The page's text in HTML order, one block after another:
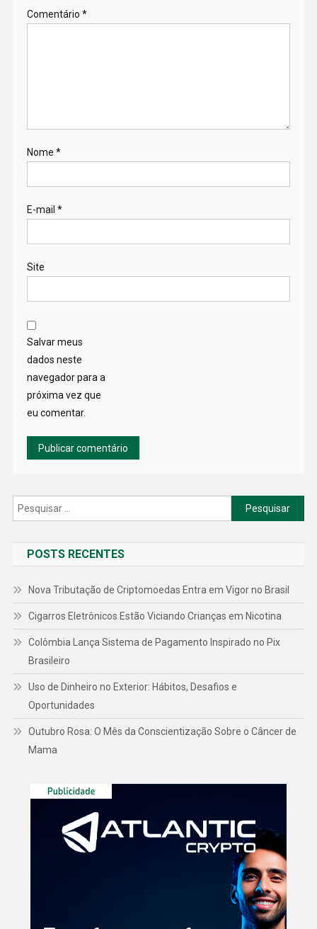
Comentário *
Nome *
E-mail *
Site
Salvar meus
dados neste
navegador para a
próxima vez que
eu comentar.
Pesquisar
por:
POSTS RECENTES
Nova Tributação de Criptomoedas Entra em Vigor no Brasil
Cigarros Eletrônicos Estão Viciando Crianças em Nicotina
Colômbia Lança Sistema de Pagamento Inspirado no Pix
Brasileiro
Uso de Dinheiro no Exterior: Hábitos, Desafios e
Oportunidades
Outubro Rosa: O Mês da Conscientização Sobre o Câncer de
Mama